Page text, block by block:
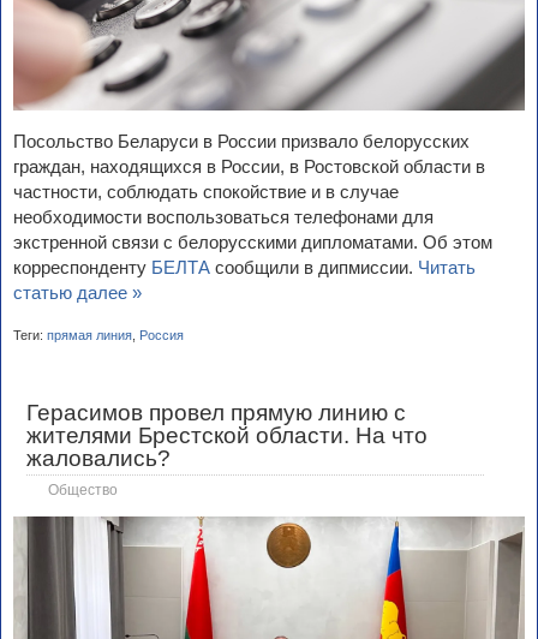
Посольство Беларуси в России призвало белорусских
граждан, находящихся в России, в Ростовской области в
частности, соблюдать спокойствие и в случае
необходимости воспользоваться телефонами для
экстренной связи с белорусскими дипломатами. Об этом
корреспонденту БЕЛТА сообщили в дипмиссии. Читать
статью далее »
Теги: прямая линия, Россия
Герасимов провел прямую линию с
жителями Брестской области. На что
жаловались?
Общество